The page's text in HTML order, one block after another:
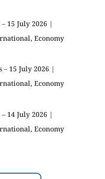
15 July 2026 |
Economy
15 July 2026 |
Economy
14 July 2026 |
Economy